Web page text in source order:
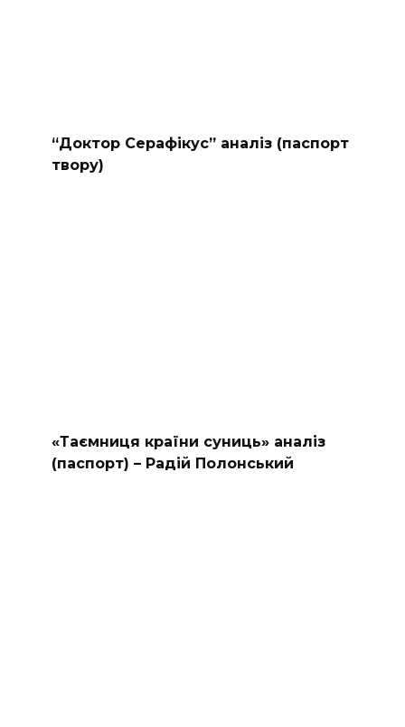
“Доктор Серафікус” аналіз (паспорт
твору)
«Таємниця країни суниць» аналіз
(паспорт) – Радій Полонський